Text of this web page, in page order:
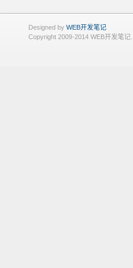
Designed by WEB开发笔记
Copyright 2009-2014 WEB开发笔